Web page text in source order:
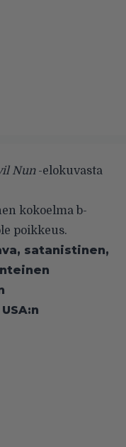
Nun -elokuvasta
kokoelma b-
poikkeus.
satanistinen,